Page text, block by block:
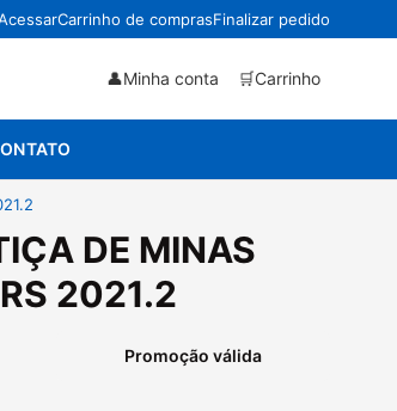
Carrinho de comprasFinalizar pedido
👤Minha conta 🛒Carrinho
DE MINAS
2021.2
Promoção válida